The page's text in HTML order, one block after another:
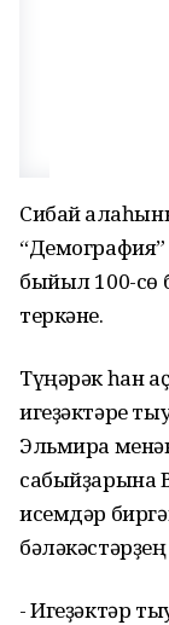
Сибай
быйыл 100-сө
теркәне.
Түңәрәк һан
игеҙәктәре
Эльмира
сабыйҙарына
исемдәр
- Игеҙәктәр